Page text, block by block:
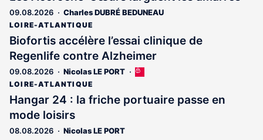
09.08.2026 Charles DUBRÉ BEDUNEAU
LOIRE-ATLANTIQUE
Biofortis accélère l’essai clinique de
Regenlife contre Alzheimer
09.08.2026 Nicolas LE PORT
Cet
est
réservé
LOIRE-ATLANTIQUE
Hangar 24 : la friche portuaire passe en
mode loisirs
08.08.2026 Nicolas LE PORT